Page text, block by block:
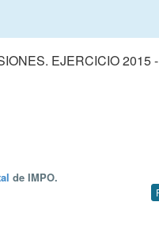
EJERCICIO 2015
de IMPO.